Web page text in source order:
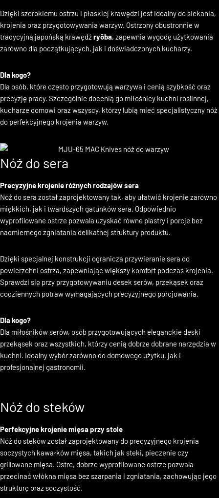
Dzięki szerokiemu ostrzu i płaskiej krawędzi jest idealny do siekania,
krojenia oraz przygotowywania warzyw. Ostrzony obustronnie w
tradycyjną japońską krawędźryōba, zapewnia wygodę użytkowania
Dla kogo?
Dla osób, które często przygotowują warzywa i cenią szybkość oraz
precyzję pracy. Szczególnie docenią go miłośnicy kuchni roślinnej,
kucharze domowi oraz wszyscy, którzy lubią mieć specjalistyczny nóż
Nóż do sera
Precyzyjne krojenie różnych rodzajów sera
Nóż do sera został zaprojektowany tak, aby ułatwić krojenie zarówno
miękkich, jak i twardszych gatunków sera. Odpowiednio
wyprofilowane ostrze pozwala uzyskać równe plastry i porcje bez
Dzięki specjalnej konstrukcji ogranicza przywieranie sera do
powierzchni ostrza, zapewniając większy komfort podczas krojenia.
Sprawdzi się przy przygotowywaniu desek serów, przekąsek oraz
Dla kogo?
Dla miłośników serów, osób przygotowujących eleganckie deski
przekąsek oraz wszystkich, którzy cenią dobrze dobrane narzędzia w
kuchni. Idealny wybór zarówno do domowego użytku, jak i
Nóż do steków
Perfekcyjne krojenie mięsa przy stole
Nóż do steków został zaprojektowany do precyzyjnego krojenia
soczystych kawałków mięsa, takich jak steki, pieczenie czy
grillowane mięsa. Ostre, dobrze wyprofilowane ostrze pozwala
przecinać włókna mięsa bez szarpania i zgniatania, zachowując jego